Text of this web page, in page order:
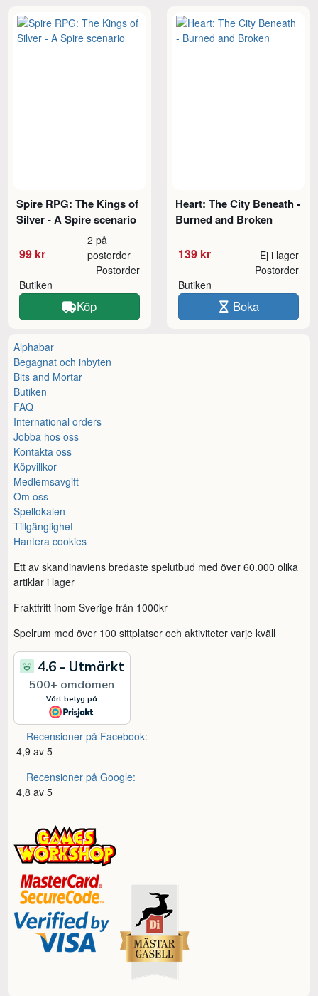
Spire RPG: The Kings of
Silver - A Spire scenario
99 kr
2 på
postorder
Butiken
Postorder
Köp
Heart: The City Beneath -
Burned and Broken
139 kr Ej i lager
Butiken
Postorder
Boka
Alphabar
Begagnat och inbyten
Bits and Mortar
Butiken
FAQ
International orders
Jobba hos oss
Kontakta oss
Köpvillkor
Medlemsavgift
Om oss
Spellokalen
Tillgänglighet
Hantera cookies
Ett av skandinaviens bredaste spelutbud med över 60.000 olika
artiklar i lager
Fraktfritt inom Sverige från 1000kr
Spelrum med över 100 sittplatser och aktiviteter varje kväll
Recensioner på Facebook:
4,9 av 5
Recensioner på Google:
4,8 av 5